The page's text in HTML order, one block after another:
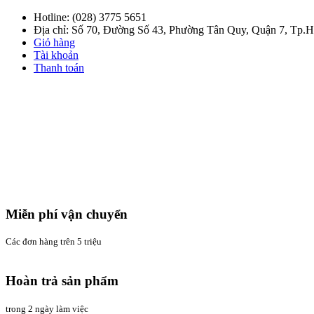
Hotline: (028) 3775 5651
Địa chỉ: Số 70, Đường Số 43, Phường Tân Quy, Quận 7,
Giỏ hàng
Tài khoản
Thanh toán
Miễn phí vận chuyển
Các đơn hàng trên 5 triệu
Hoàn trả sản phẩm
trong 2 ngày làm việc